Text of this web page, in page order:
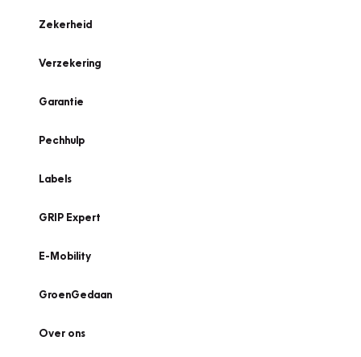
Zekerheid
Verzekering
Garantie
Pechhulp
Labels
GRIP Expert
E-Mobility
GroenGedaan
Over ons